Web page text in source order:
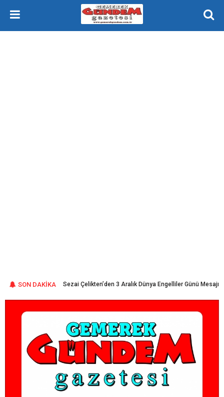
Gemerek Gündem Gazetesi Sivas Gemerek Yeniçubuk ve Çevresi
SON DAKİKA
Üretmeye Sezai Çelikten’den 3 Aralık Dünya Engelliler Günü Mesajı